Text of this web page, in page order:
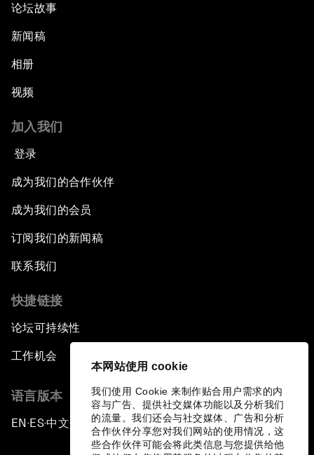
本网站使用 cookie
我们使用 Cookie 来制作贴合用户需求的内
容与广告、提供社交媒体功能以及分析我们
的流量。我们还会与社交媒体、广告和分析
合作伙伴分享您对我们网站的使用情况，这
些合作伙伴可能会将此类信息与您提供给他
论坛故事
新闻稿
相册
视频
加入我们
登录
成为我们的合作伙伴
成为我们的会员
订阅我们的新闻稿
联系我们
快捷链接
论坛可持续性
工作机会
语言版本
EN ▪ES▪中文▪ 日本語